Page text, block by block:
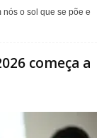
o sol que se põe e
começa a